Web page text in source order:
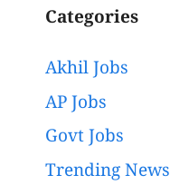
Categories
Akhil Jobs
AP Jobs
Govt Jobs
Trending News